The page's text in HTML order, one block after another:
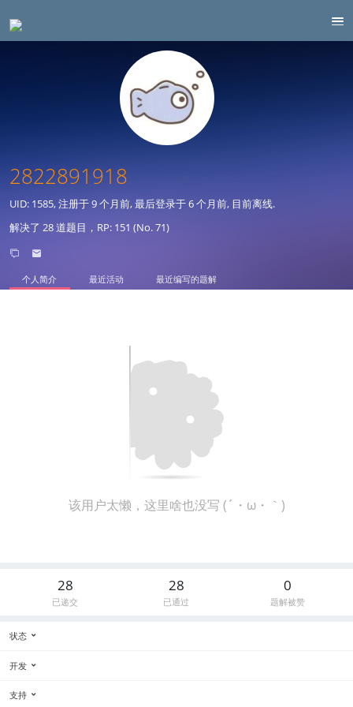
2822891918
UID: 1585, 注册于9 个月前, 最后登录于6 个月前, 目前离线.
解决了 28 道题目，RP: 151 (No. 71)
个人简介 最近活动 最近编写的题解
该用户太懒，这里啥也没写 (´・ω・｀)
28
已递交
28
已通过
0
题解被赞
状态
开发
支持